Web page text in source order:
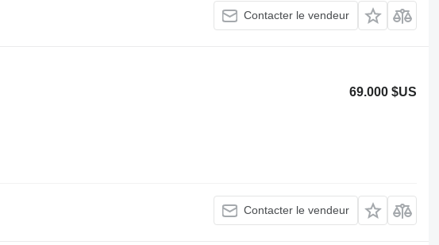
Contacter le vendeur
69.000 $US
Contacter le vendeur